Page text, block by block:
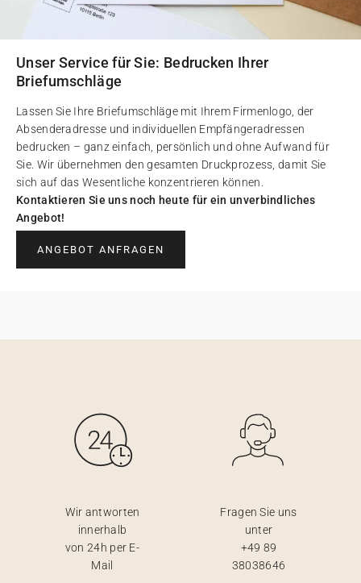
Unser Service für Sie: Bedrucken Ihrer
Briefumschläge
Lassen Sie Ihre Briefumschläge mit Ihrem Firmenlogo, der
Absenderadresse und individuellen Empfängeradressen
bedrucken – ganz einfach, persönlich und ohne Aufwand für
Sie. Wir übernehmen den gesamten Druckprozess, damit Sie
sich auf das Wesentliche konzentrieren können.
Kontaktieren Sie uns noch heute für ein unverbindliches
Angebot!
ANGEBOT ANFRAGEN
Wir antworten
innerhalb
von 24h per E-
Mail
Fragen Sie uns
unter
+49 89
38038646